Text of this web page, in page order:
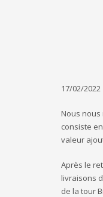
17/02/2022
Nous nous
consiste
valeur
Après le
livraisons
de la tour